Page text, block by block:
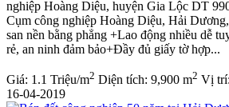
nghiệp Hoàng Diệu, huyện Gia Lộc DT
Cụm công nghiệp Hoàng Diệu, Hải Dương,
san nền bằng phẳng +Lao động nhiều dễ
rẻ, an ninh đảm bảo+Đầy đủ giấy tờ hợp...
Giá: 1.1 Triệu/m2 Diện tích: 9,900 m2 Vị trí:
16-04-2019